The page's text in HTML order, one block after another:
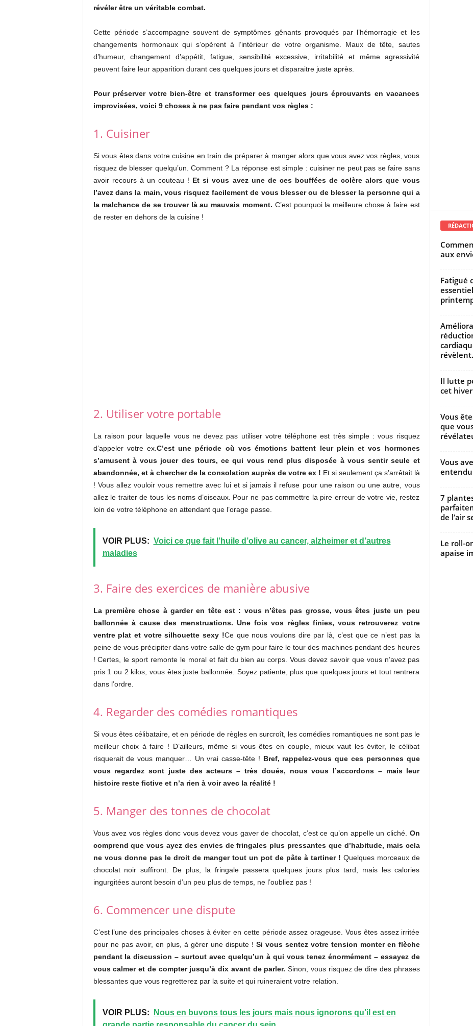
révéler être un véritable combat.
Cette période s’accompagne souvent de symptômes gênants provoqués par l’hémorragie et les
changements hormonaux qui s’opèrent à l’intérieur de votre organisme. Maux de tête, sautes
d’humeur, changement d’appétit, fatigue, sensibilité excessive, irritabilité et même agressivité
peuvent faire leur apparition durant ces quelques jours et disparaitre juste après.
Pour préserver votre bien-être et transformer ces quelques jours éprouvants en vacances
improvisées, voici 9 choses à ne pas faire pendant vos règles :
1. Cuisiner
Si vous êtes dans votre cuisine en train de préparer à manger alors que vous avez vos règles, vous
risquez de blesser quelqu’un. Comment ? La réponse est simple : cuisiner ne peut pas se faire sans
avoir recours à un couteau ! Et si vous avez une de ces bouffées de colère alors que vous
l’avez dans la main, vous risquez facilement de vous blesser ou de blesser la personne qui a
la malchance de se trouver là au mauvais moment. C’est pourquoi la meilleure chose à faire est
de rester en dehors de la cuisine !
2. Utiliser votre portable
La raison pour laquelle vous ne devez pas utiliser votre téléphone est très simple : vous risquez
d’appeler votre ex. C’est une période où vos émotions battent leur plein et vos hormones
s’amusent à vous jouer des tours, ce qui vous rend plus disposée à vous sentir seule et
abandonnée, et à chercher de la consolation auprès de votre ex ! Et si seulement ça s’arrêtait là
! Vous allez vouloir vous remettre avec lui et si jamais il refuse pour une raison ou une autre, vous
allez le traiter de tous les noms d’oiseaux. Pour ne pas commettre la pire erreur de votre vie, restez
loin de votre téléphone en attendant que l’orage passe.
VOIR PLUS: Voici ce que fait l’huile d’olive au cancer, alzheimer et d’autres
maladies
3. Faire des exercices de manière abusive
La première chose à garder en tête est : vous n’êtes pas grosse, vous êtes juste un peu
ballonnée à cause des menstruations. Une fois vos règles finies, vous retrouverez votre
ventre plat et votre silhouette sexy !Ce que nous voulons dire par là, c’est que ce n’est pas la
peine de vous précipiter dans votre salle de gym pour faire le tour des machines pendant des heures
! Certes, le sport remonte le moral et fait du bien au corps. Vous devez savoir que vous n’avez pas
pris 1 ou 2 kilos, vous êtes juste ballonnée. Soyez patiente, plus que quelques jours et tout rentrera
dans l’ordre.
4. Regarder des comédies romantiques
Si vous êtes célibataire, et en période de règles en surcroît, les comédies romantiques ne sont pas le
meilleur choix à faire ! D’ailleurs, même si vous êtes en couple, mieux vaut les éviter, le célibat
risquerait de vous manquer… Un vrai casse-tête ! Bref, rappelez-vous que ces personnes que
vous regardez sont juste des acteurs – très doués, nous vous l’accordons – mais leur
histoire reste fictive et n’a rien à voir avec la réalité !
5. Manger des tonnes de chocolat
Vous avez vos règles donc vous devez vous gaver de chocolat, c’est ce qu’on appelle un cliché. On
comprend que vous ayez des envies de fringales plus pressantes que d’habitude, mais cela
ne vous donne pas le droit de manger tout un pot de pâte à tartiner ! Quelques morceaux de
chocolat noir suffiront. De plus, la fringale passera quelques jours plus tard, mais les calories
ingurgitées auront besoin d’un peu plus de temps, ne l’oubliez pas !
6. Commencer une dispute
C’est l’une des principales choses à éviter en cette période assez orageuse. Vous êtes assez irritée
pour ne pas avoir, en plus, à gérer une dispute ! Si vous sentez votre tension monter en flèche
pendant la discussion – surtout avec quelqu’un à qui vous tenez énormément – essayez de
vous calmer et de compter jusqu’à dix avant de parler. Sinon, vous risquez de dire des phrases
blessantes que vous regretterez par la suite et qui ruineraient votre relation.
VOIR PLUS:
Nous en buvons tous les jours mais nous ignorons qu’il est en
aux
Fatigué
Il lutte
cet
Vous
que
Vous
entendu
7
de l’air
Le roll-
apaise